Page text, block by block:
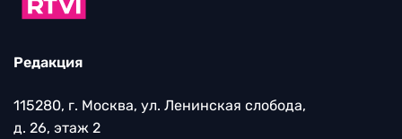
Редакция
115280, г. Москва, ул. Ленинская слобода,
д. 26, этаж 2